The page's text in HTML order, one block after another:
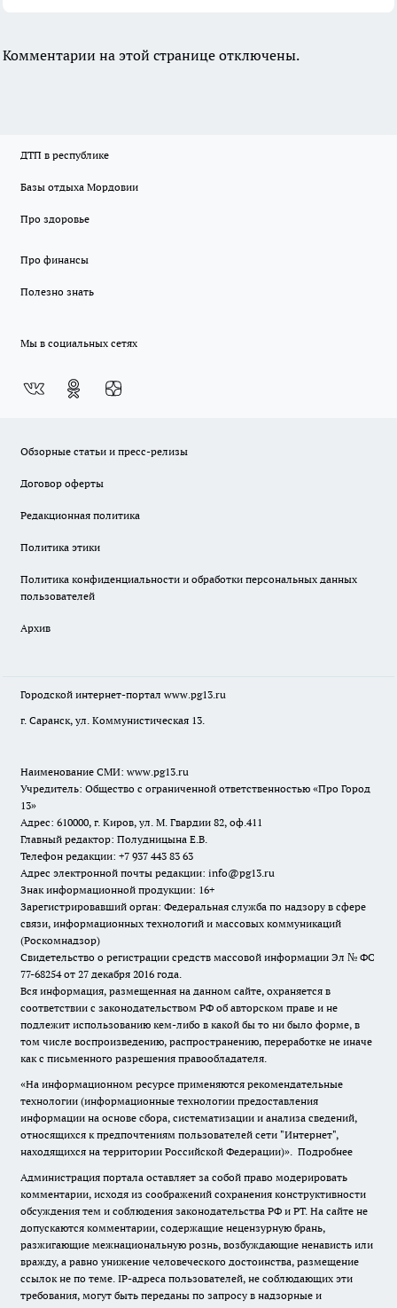
Комментарии на этой странице отключены.
ДТП в республике
Базы отдыха Мордовии
Про здоровье
Про финансы
Полезно знать
Мы в социальных сетях
Обзорные статьи и пресс-релизы
Договор оферты
Редакционная политика
Политика этики
Политика конфиденциальности и обработки персональных данных
пользователей
Архив
Городской интернет-портал www.pg13.ru
г. Саранск, ул. Коммунистическая 13.
Наименование СМИ: www.pg13.ru
Учредитель: Общество с ограниченной ответственностью «Про Город
13»
Адрес: 610000, г. Киров, ул. М. Гвардии 82, оф.411
Главный редактор: Полудницына Е.В.
Телефон редакции: +7 937 443 83 63
Адрес электронной почты редакции: info@pg13.ru
Знак информационной продукции: 16+
Зарегистрировавший орган: Федеральная служба по надзору в сфере
связи, информационных технологий и массовых коммуникаций
(Роскомнадзор)
Свидетельство о регистрации средств массовой информации Эл № ФС
77-68254 от 27 декабря 2016 года.
Вся информация, размещенная на данном сайте, охраняется в
соответствии с законодательством РФ об авторском праве и не
подлежит использованию кем-либо в какой бы то ни было форме, в
том числе воспроизведению, распространению, переработке не иначе
как с письменного разрешения правообладателя.
«На информационном ресурсе применяются рекомендательные
технологии (информационные технологии предоставления
информации на основе сбора, систематизации и анализа сведений,
относящихся к предпочтениям пользователей сети "Интернет",
находящихся на территории Российской Федерации)». Подробнее
Администрация портала оставляет за собой право модерировать
комментарии, исходя из соображений сохранения конструктивности
обсуждения тем и соблюдения законодательства РФ и РТ. На сайте не
допускаются комментарии, содержащие нецензурную брань,
разжигающие межнациональную рознь, возбуждающие ненависть или
вражду, а равно унижение человеческого достоинства, размещение
ссылок не по теме. IP-адреса пользователей, не соблюдающих эти
требования, могут быть переданы по запросу в надзорные и